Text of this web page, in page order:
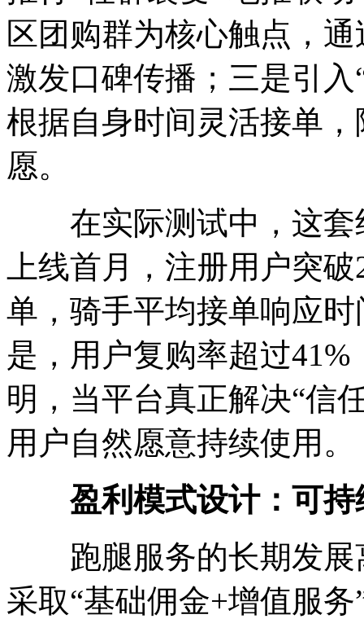
区团购群为核心触点，
激发口碑传播；三是引
根据自身时间灵活接单
愿。
在实际测试中，这套
上线首月，注册用户突
单，骑手平均接单响应
是，用户复购率超过
明，当平台真正解决“信
用户自然愿意持续使用。
盈利模式设计：可
跑腿服务的长期发展
采取“基础佣金+增值服